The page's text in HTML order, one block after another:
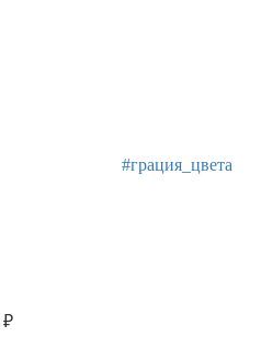
#грация_цвета
₽